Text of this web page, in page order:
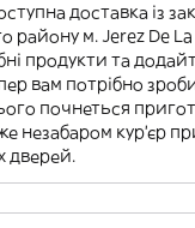
доставка із
району м. Jerez De
продукти та
вам потрібно
почнеться
незабаром кур'єр
дверей.